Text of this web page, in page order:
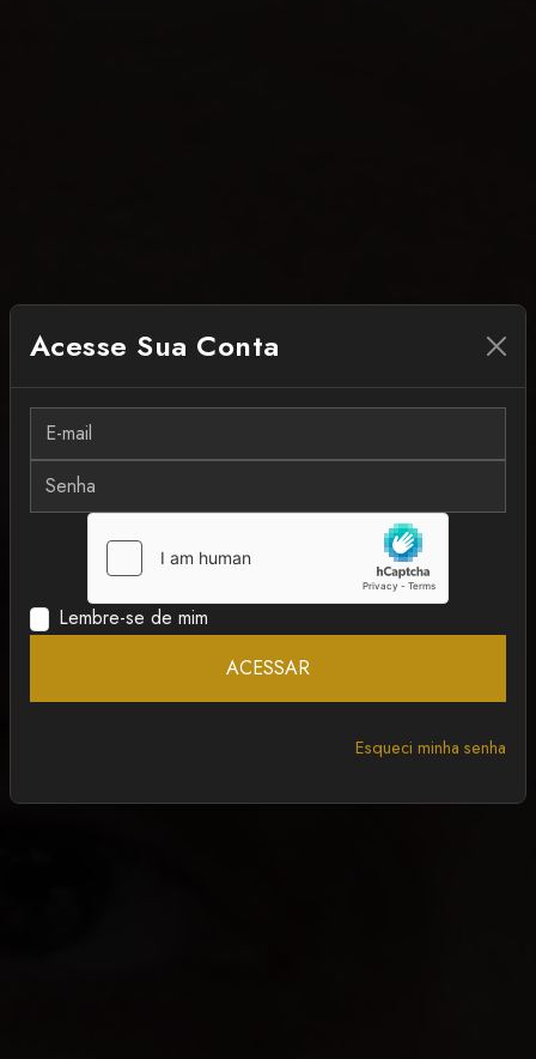
MAIS RECENTE
ANCAPSU
Acesse Sua Conta
Lembre-se de mim
ACESSAR
Esqueci minha senha